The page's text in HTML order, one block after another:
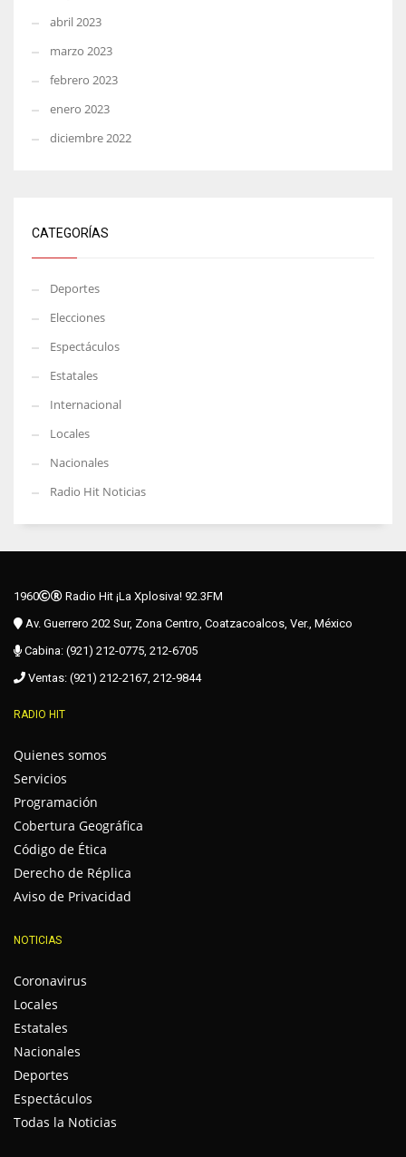
abril 2023
marzo 2023
febrero 2023
enero 2023
diciembre 2022
CATEGORÍAS
Deportes
Elecciones
Espectáculos
Estatales
Internacional
Locales
Nacionales
Radio Hit Noticias
1960
Radio Hit ¡La Xplosiva! 92.3FM
Av. Guerrero 202 Sur, Zona Centro, Coatzacoalcos, Ver., México
Cabina: (921) 212-0775, 212-6705
Ventas: (921) 212-2167, 212-9844
RADIO HIT
Quienes somos
Servicios
Programación
Cobertura Geográfica
Código de Ética
Derecho de Réplica
Aviso de Privacidad
NOTICIAS
Coronavirus
Locales
Estatales
Nacionales
Deportes
Espectáculos
Todas la Noticias